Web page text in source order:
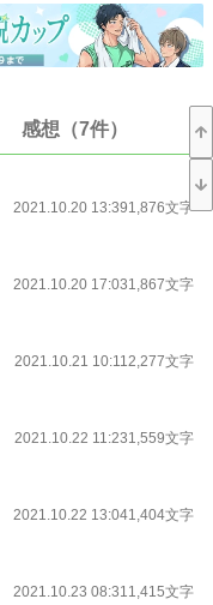
ョージだったが、なんとジョ
のぼのです。
方はリターン推奨。
感想（7件）
2021.10.20 13:391,876文字
2021.10.20 17:031,867文字
2021.10.21 10:112,277文字
2021.10.22 11:231,559文字
2021.10.22 13:041,404文字
2021.10.23 08:311,415文字